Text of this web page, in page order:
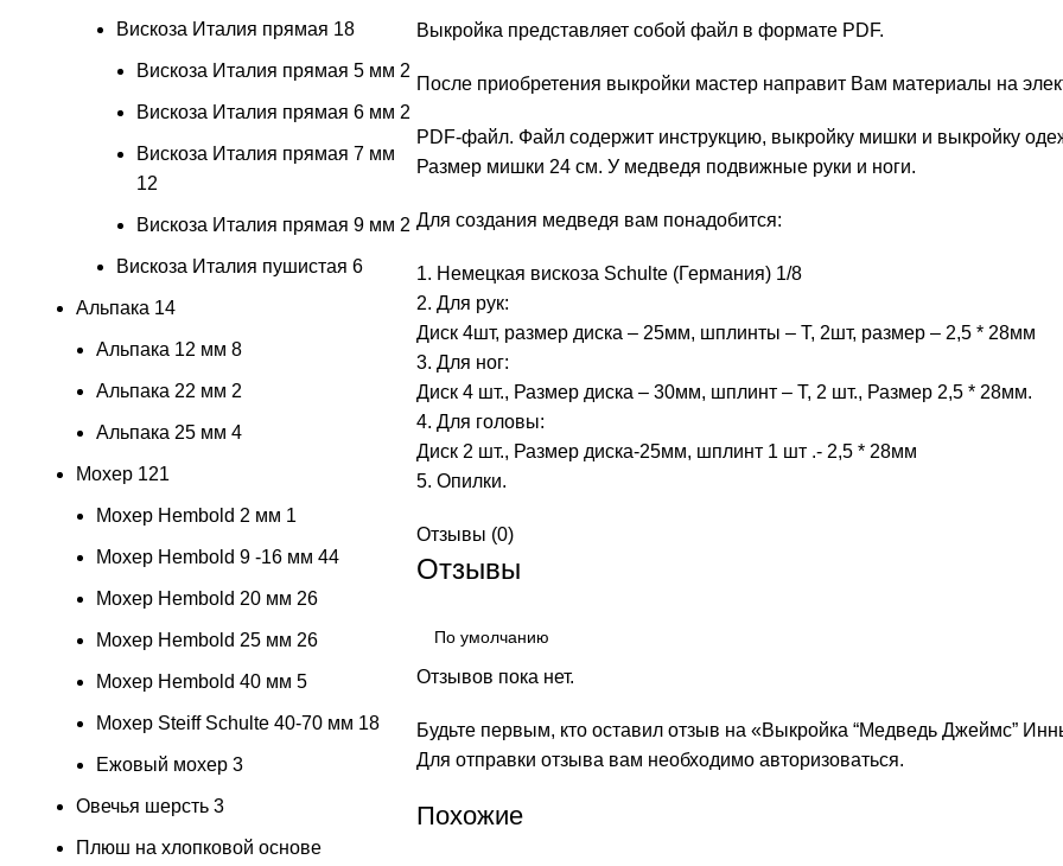
Выкройка представляет собой файл в формате PDF.
После приобретения выкройки мастер направит Вам материалы на
PDF-файл. Файл содержит инструкцию, выкройку мишки и выкройку
Размер мишки 24 см. У медведя подвижные руки и ноги.
Для создания медведя вам понадобится:
1. Немецкая вискоза Schulte (Германия) 1/8
2. Для рук:
Диск 4шт, размер диска – 25мм, шплинты – Т, 2шт, размер – 2,5 * 28мм
3. Для ног:
Диск 4 шт., Размер диска – 30мм, шплинт – Т, 2 шт., Размер 2,5 * 28мм.
4. Для головы:
Диск 2 шт., Размер диска-25мм, шплинт 1 шт .- 2,5 * 28мм
5. Опилки.
Отзывы (0)
Отзывы
Отзывов пока нет.
Будьте первым, кто оставил отзыв на «Выкройка “Медведь Джеймс”
Для отправки отзыва вам необходимо авторизоваться.
Похожие
Вискоза Италия прямая 18
Вискоза Италия прямая 5 мм 2
Вискоза Италия прямая 6 мм 2
Вискоза Италия прямая 7 мм
12
Вискоза Италия прямая 9 мм 2
Вискоза Италия пушистая 6
Альпака 14
Альпака 12 мм 8
Альпака 22 мм 2
Альпака 25 мм 4
Мохер 121
Мохер Hembold 2 мм 1
Мохер Hembold 9 -16 мм 44
Мохер Hembold 20 мм 26
Мохер Hembold 25 мм 26
Мохер Hembold 40 мм 5
Мохер Steiff Schulte 40-70 мм 18
Ежовый мохер 3
Овечья шерсть 3
Плюш на хлопковой основе